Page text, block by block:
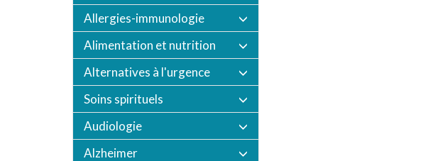
Allergies-immunologie
Alimentation et nutrition
Alternatives à l'urgence
Soins spirituels
Audiologie
Alzheimer